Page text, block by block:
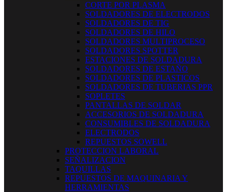
CORTE POR PLASMA
SOLDADORES DE ELECTRODOS
SOLDADORES DE TIG
SOLDADORES DE HILO
SOLDADORES MULTIPROCESO
SOLDADORES SPOTTER
ESTACIONES DE SOLDADURA
SOLDADORES DE ESTAÑO
SOLDADORES DE PLASTICOS
SOLDADORES DE TUBERIAS PPR
SOPLETES
PANTALLAS DE SOLDAR
ACCESORIOS DE SOLDADURA
CONSUMIBLES DE SOLDADURA
ELECTRODOS
REPUESTOS SOWELL
PROTECCION LABORAL
SEÑALIZACION
TAQUILLAS
REPUESTOS DE MAQUINARIA Y
HERRAMIENTAS